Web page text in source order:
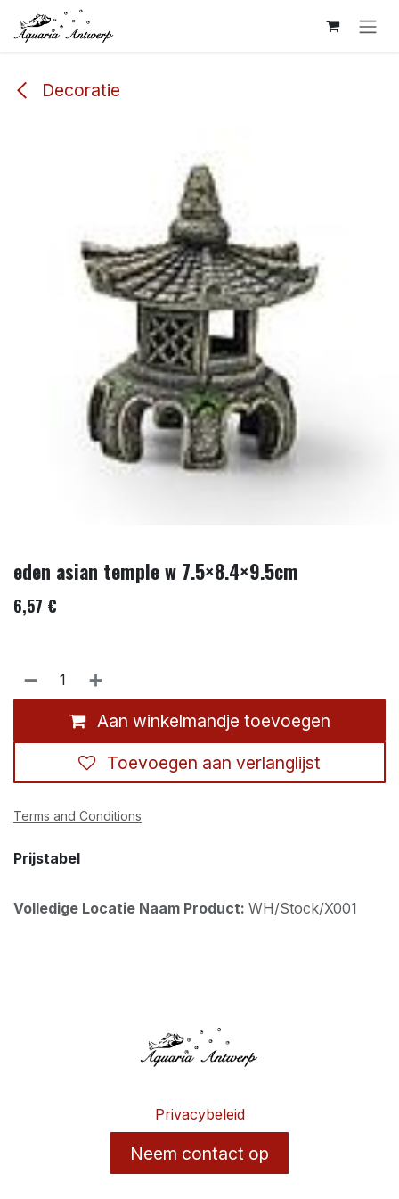
Overslaan naar inhoud
Decoratie
eden asian temple w 7.5×8.4×9.5cm
6,57 €
Aan winkelmandje toevoegen
Toevoegen aan verlanglijst
Terms and Conditions
Prijstabel
Volledige Locatie Naam Product: WH/Stock/X001
Privacybeleid
Neem contact op